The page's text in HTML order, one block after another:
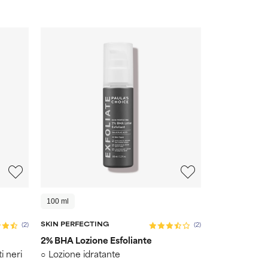
(2)
neri
100 ml
SKIN PERFECTING (2)
2% BHA Lozione Esfoliante
Lozione idratante